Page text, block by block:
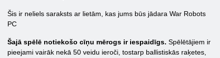
Šis ir neliels saraksts ar lietām, kas jums būs jādara War Robots
PC
Šajā spēlē notiekošo cīņu mērogs ir iespaidīgs. Spēlētājiem ir
pieejami vairāk nekā 50 veidu ieroči, tostarp ballistiskās raķetes,